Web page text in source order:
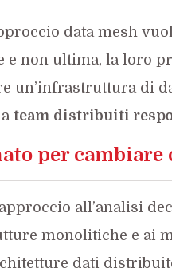
data mesh
e non ultima, la loro
un’infrastruttura di
team distribuiti
per
all’analisi
monolitiche e ai
dati